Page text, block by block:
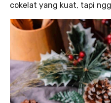
cokelat yang kuat, tapi